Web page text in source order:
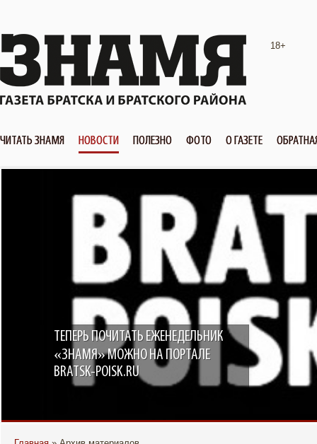
18+
ЧИТАТЬ ЗНАМЯ НОВОСТИ ПОЛЕЗНО ФОТО О ГАЗЕТЕ
ТЕПЕРЬ ПОЧИТАТЬ ЕЖЕНЕДЕЛЬНИК
«ЗНАМЯ» МОЖНО НА ПОРТАЛЕ
BRATSK-POISK.RU